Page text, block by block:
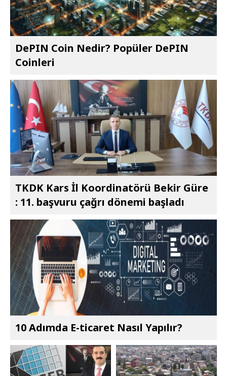
DePIN Coin Nedir? Popüler DePIN
Coinleri
TKDK Kars İl Koordinatörü Bekir Güre
: 11. başvuru çağrı dönemi başladı
10 Adımda E-ticaret Nasıl Yapılır?